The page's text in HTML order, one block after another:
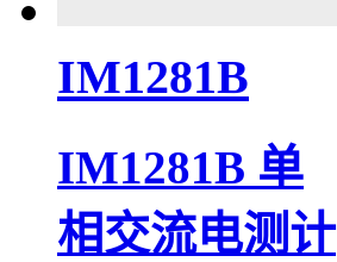
IM1281B
IM1281B 单
相交流电测计